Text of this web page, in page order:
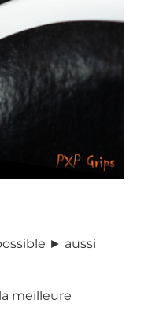
► aussi
meilleure